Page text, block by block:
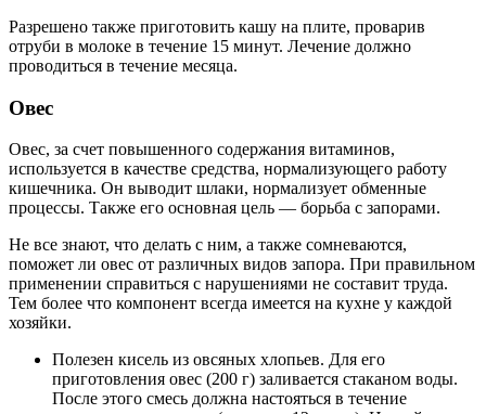
Разрешено также приготовить кашу на плите, проварив
отруби в молоке в течение 15 минут. Лечение должно
проводиться в течение месяца.
Овес
Овес, за счет повышенного содержания витаминов,
используется в качестве средства, нормализующего работу
кишечника. Он выводит шлаки, нормализует обменные
процессы. Также его основная цель — борьба с запорами.
Не все знают, что делать с ним, а также сомневаются,
поможет ли овес от различных видов запора. При правильном
применении справиться с нарушениями не составит труда.
Тем более что компонент всегда имеется на кухне у каждой
хозяйки.
Полезен кисель из овсяных хлопьев. Для его
приготовления овес (200 г) заливается стаканом воды.
После этого смесь должна настояться в течение